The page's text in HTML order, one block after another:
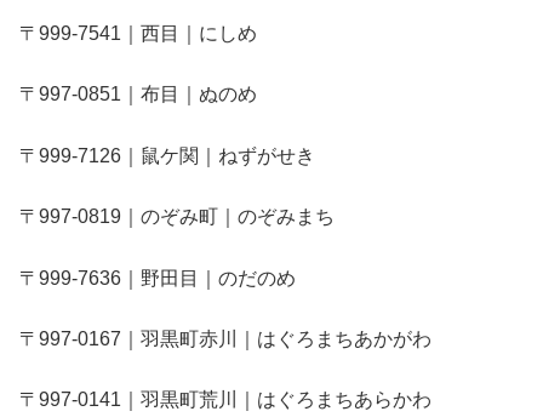
〒999-7541｜西目｜にしめ
〒997-0851｜布目｜ぬのめ
〒999-7126｜鼠ケ関｜ねずがせき
〒997-0819｜のぞみ町｜のぞみまち
〒999-7636｜野田目｜のだのめ
〒997-0167｜羽黒町赤川｜はぐろまちあかがわ
〒997-0141｜羽黒町荒川｜はぐろまちあらかわ